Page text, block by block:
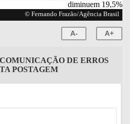
© Fernando Frazão/Agência Brasil
A- A+
DE ERROS
POSTAGEM